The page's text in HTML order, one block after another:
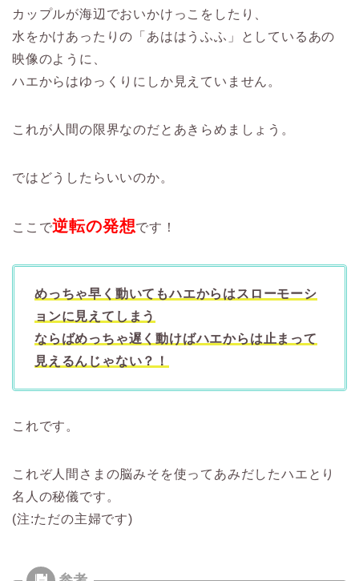
カップルが海辺でおいかけっこをしたり、
水をかけあったりの「あははうふふ」としているあの
映像のように、
ハエからはゆっくりにしか見えていません。
これが人間の限界なのだとあきらめましょう。
ではどうしたらいいのか。
ここで逆転の発想です！
めっちゃ早く動いてもハエからはスローモーシ
ョンに見えてしまう
ならばめっちゃ遅く動けばハエからは止まって
見えるんじゃない？！
これです。
これぞ人間さまの脳みそを使ってあみだしたハエとり
名人の秘儀です。
(注:ただの主婦です)